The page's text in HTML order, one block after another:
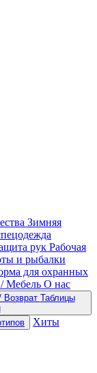
Зимняя
рук Рабочая
и рыбалки
для охранных
Мебель О нас
Таблицы
Хиты